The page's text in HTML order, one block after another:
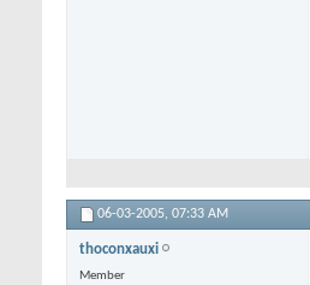
06-03-2005, 07:33 AM
thoconxauxi
Member